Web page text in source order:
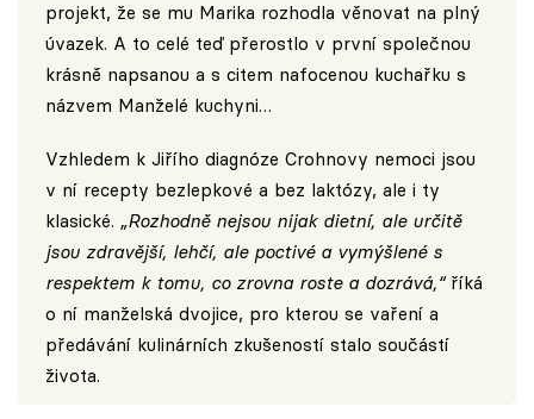
projekt, že se mu Marika rozhodla věnovat na plný
úvazek. A to celé teď přerostlo v první společnou
krásně napsanou a s citem nafocenou kuchařku s
názvem Manželé kuchyni…
Vzhledem k Jiřího diagnóze Crohnovy nemoci jsou
v ní recepty bezlepkové a bez laktózy, ale i ty
klasické. „Rozhodně nejsou nijak dietní, ale určitě
jsou zdravější, lehčí, ale poctivé a vymýšlené s
respektem k tomu, co zrovna roste a dozrává,“říká
o ní manželská dvojice, pro kterou se vaření a
předávání kulinárních zkušeností stalo součástí
života.